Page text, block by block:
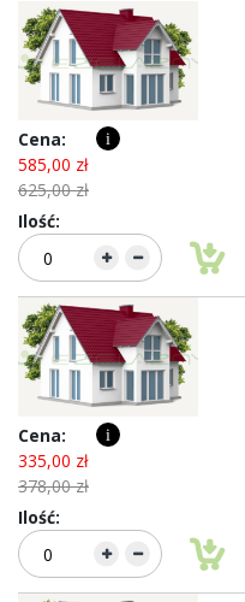
Elementy
produktów
grupowanych
585,00 zł
625,00 zł
i
335,00 zł
378,00 zł
i